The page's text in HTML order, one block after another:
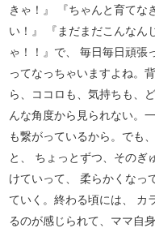
きゃ！』 『ちゃんと育てな
い！』 『まだまだこんなん
ゃ！！』で、 毎日毎日頑張
ってなっちゃいますよね。
ら、ココロも、気持ちも、
んな角度から見られない。
も繋がっているから。でも
と、 ちょっとずつ、そのぎ
けていって、 柔らかくなっ
ていく。終わる頃には、 カ
るのが感じられて、ママ自